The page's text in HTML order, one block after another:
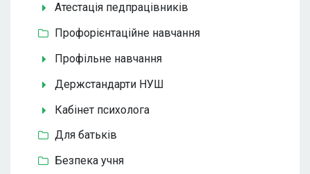
Атестація педпрацівників
Профорієнтаційне навчання
Профільне навчання
Держстандарти НУШ
Кабінет психолога
Для батьків
Безпека учня